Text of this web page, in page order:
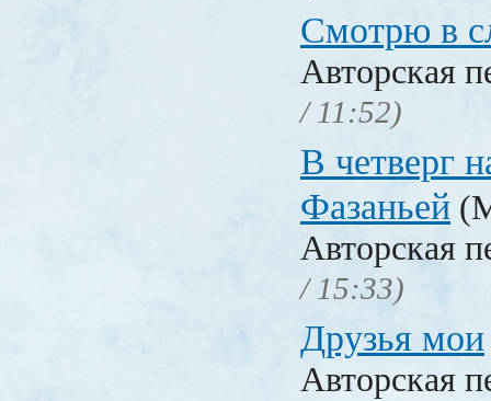
Смотрю в
Авторская
/ 11:52)
В четверг
Фазаньей
Авторская
/ 15:33)
Друзья мои
Авторская